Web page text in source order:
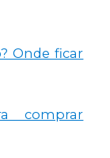
Onde ficar
comprar